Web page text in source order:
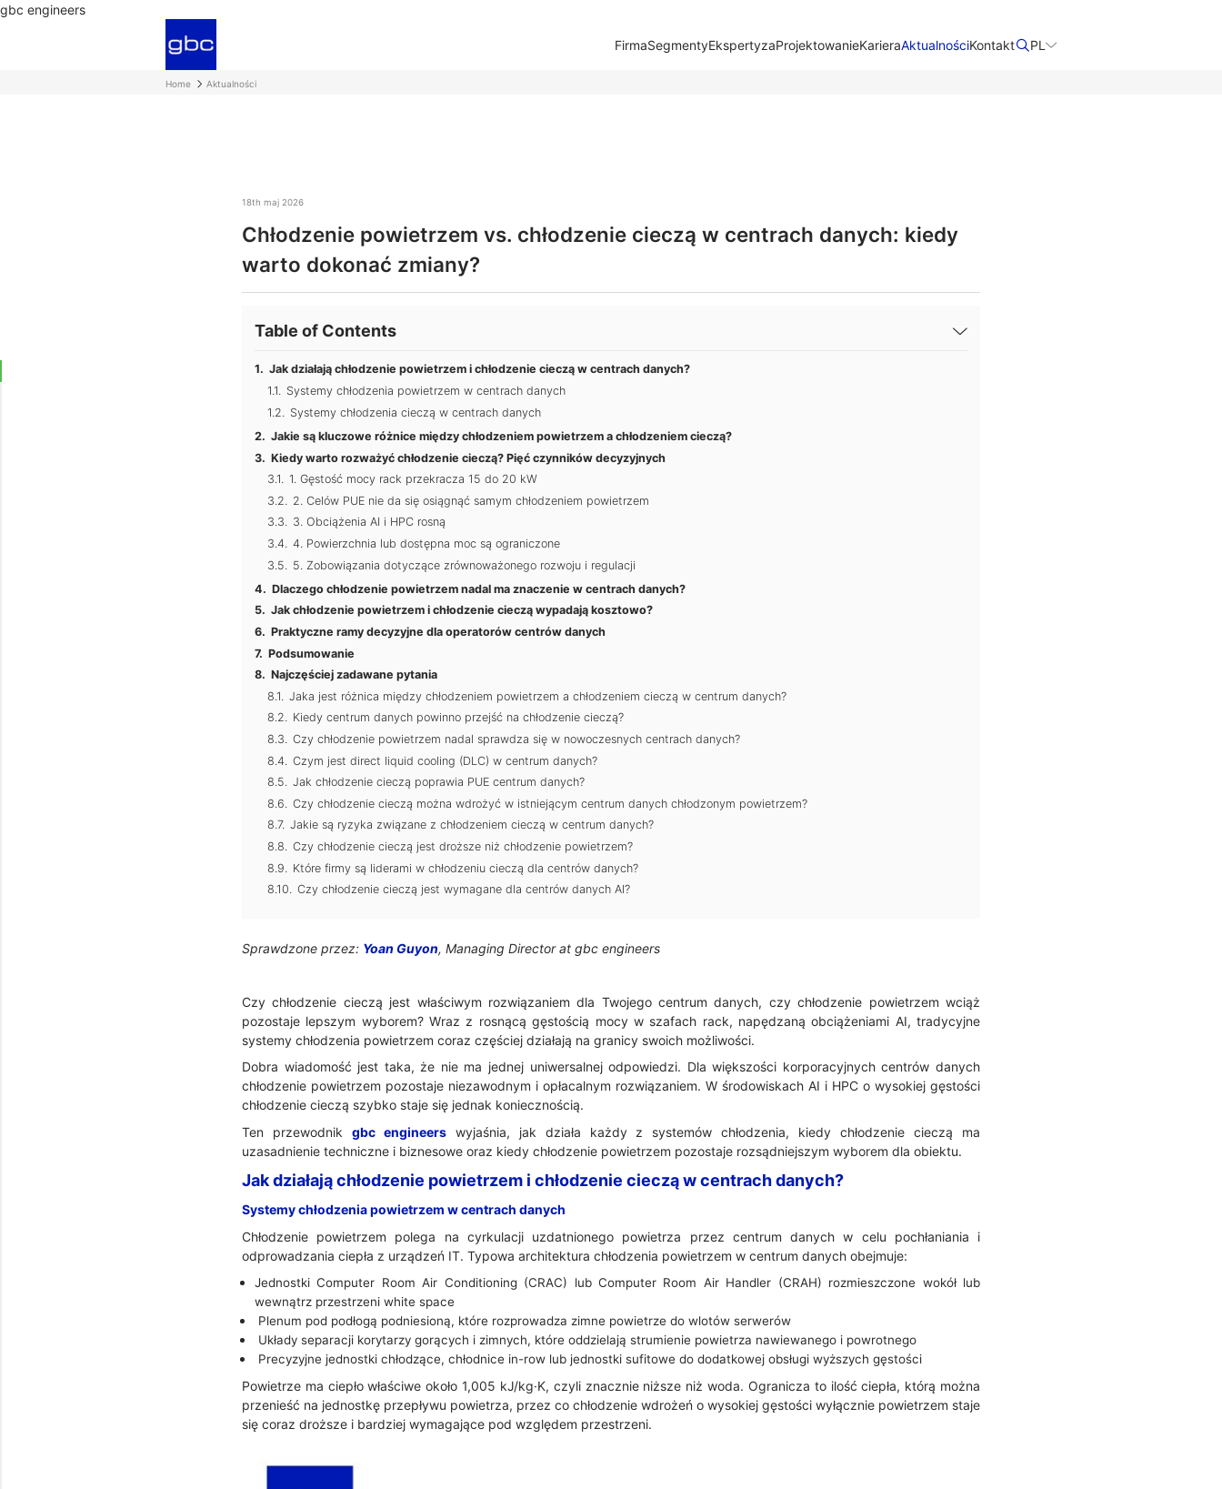
gbc engineers
FirmaSegmentyEkspertyzaProjektowanieKarieraAktualnościKontakt​ PL
Home Aktualności
18th maj 2026
Chłodzenie powietrzem vs. chłodzenie cieczą w centrach danych: kiedy
warto dokonać zmiany?
Table of Contents
Jak działają chłodzenie powietrzem i chłodzenie cieczą w centrach danych?
Systemy chłodzenia powietrzem w centrach danych
Systemy chłodzenia cieczą w centrach danych
Jakie są kluczowe różnice między chłodzeniem powietrzem a chłodzeniem cieczą?
Kiedy warto rozważyć chłodzenie cieczą? Pięć czynników decyzyjnych
1. Gęstość mocy rack przekracza 15 do 20 kW
2. Celów PUE nie da się osiągnąć samym chłodzeniem powietrzem
3. Obciążenia AI i HPC rosną
4. Powierzchnia lub dostępna moc są ograniczone
5. Zobowiązania dotyczące zrównoważonego rozwoju i regulacji
Dlaczego chłodzenie powietrzem nadal ma znaczenie w centrach danych?
Jak chłodzenie powietrzem i chłodzenie cieczą wypadają kosztowo?
Praktyczne ramy decyzyjne dla operatorów centrów danych
Podsumowanie
Najczęściej zadawane pytania
Jaka jest różnica między chłodzeniem powietrzem a chłodzeniem cieczą w centrum danych?
Kiedy centrum danych powinno przejść na chłodzenie cieczą?
Czy chłodzenie powietrzem nadal sprawdza się w nowoczesnych centrach danych?
Czym jest direct liquid cooling (DLC) w centrum danych?
Jak chłodzenie cieczą poprawia PUE centrum danych?
Czy chłodzenie cieczą można wdrożyć w istniejącym centrum danych chłodzonym powietrzem?
Jakie są ryzyka związane z chłodzeniem cieczą w centrum danych?
Czy chłodzenie cieczą jest droższe niż chłodzenie powietrzem?
Które firmy są liderami w chłodzeniu cieczą dla centrów danych?
Czy chłodzenie cieczą jest wymagane dla centrów danych AI?
Sprawdzone przez: Yoan Guyon, Managing Director at gbc engineers
Czy chłodzenie cieczą jest właściwym rozwiązaniem dla Twojego centrum danych, czy chłodzenie powietrzem wciąż
pozostaje lepszym wyborem? Wraz z rosnącą gęstością mocy w szafach rack, napędzaną obciążeniami AI, tradycyjne
systemy chłodzenia powietrzem coraz częściej działają na granicy swoich możliwości.
Dobra wiadomość jest taka, że nie ma jednej uniwersalnej odpowiedzi. Dla większości korporacyjnych centrów danych
chłodzenie powietrzem pozostaje niezawodnym i opłacalnym rozwiązaniem. W środowiskach AI i HPC o wysokiej gęstości
chłodzenie cieczą szybko staje się jednak koniecznością.
Ten przewodnik gbc engineerswyjaśnia, jak działa każdy z systemów chłodzenia, kiedy chłodzenie cieczą ma
uzasadnienie techniczne i biznesowe oraz kiedy chłodzenie powietrzem pozostaje rozsądniejszym wyborem dla obiektu.
Jak działają chłodzenie powietrzem i chłodzenie cieczą w centrach danych?
Systemy chłodzenia powietrzem w centrach danych
Chłodzenie powietrzem polega na cyrkulacji uzdatnionego powietrza przez centrum danych w celu pochłaniania i
odprowadzania ciepła z urządzeń IT. Typowa architektura chłodzenia powietrzem w centrum danych obejmuje:
Jednostki Computer Room Air Conditioning (CRAC) lub Computer Room Air Handler (CRAH) rozmieszczone wokół lub
wewnątrz przestrzeni white space
Plenum pod podłogą podniesioną, które rozprowadza zimne powietrze do wlotów serwerów
Układy separacji korytarzy gorących i zimnych, które oddzielają strumienie powietrza nawiewanego i powrotnego
Precyzyjne jednostki chłodzące, chłodnice in-row lub jednostki sufitowe do dodatkowej obsługi wyższych gęstości
Powietrze ma ciepło właściwe około 1,005 kJ/kg·K, czyli znacznie niższe niż woda. Ogranicza to ilość ciepła, którą można
przenieść na jednostkę przepływu powietrza, przez co chłodzenie wdrożeń o wysokiej gęstości wyłącznie powietrzem staje
się coraz droższe i bardziej wymagające pod względem przestrzeni.